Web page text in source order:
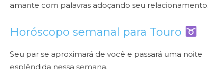
amante com palavras adoçando seu relacionamento.
Horóscopo semanal para Touro
Seu par se aproximará de você e passará uma noite
esplêndida nessa semana.